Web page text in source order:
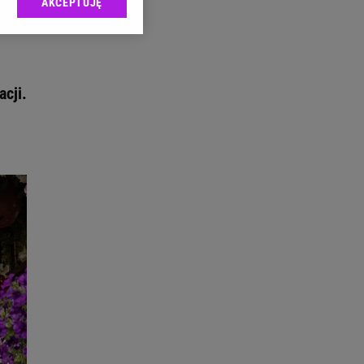
sp. z o.o., jej
celów identyfikacji.
reklam i treści,